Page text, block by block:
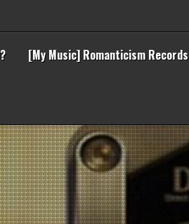
[My Music] Romanticism Records